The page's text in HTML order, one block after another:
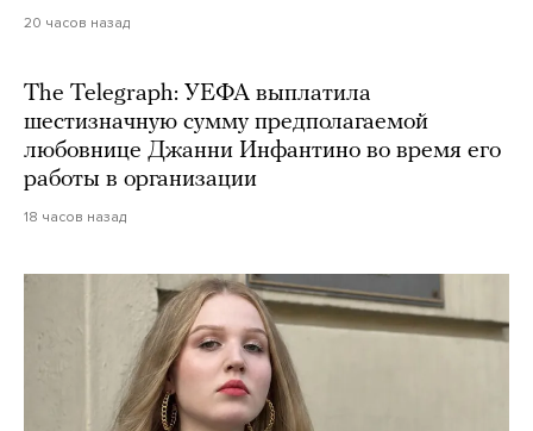
20 часов назад
The Telegraph: УЕФА выплатила
шестизначную сумму предполагаемой
любовнице Джанни Инфантино во время его
работы в организации
18 часов назад